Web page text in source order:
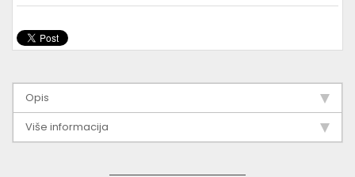
Opis
Više informacija